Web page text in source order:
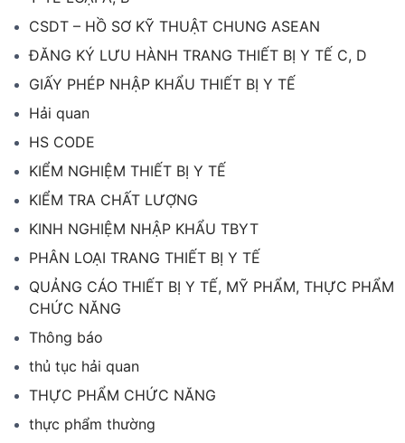
CSDT – HỒ SƠ KỸ THUẬT CHUNG ASEAN
ĐĂNG KÝ LƯU HÀNH TRANG THIẾT BỊ Y TẾ C, D
GIẤY PHÉP NHẬP KHẨU THIẾT BỊ Y TẾ
Hải quan
HS CODE
KIỂM NGHIỆM THIẾT BỊ Y TẾ
KIỂM TRA CHẤT LƯỢNG
KINH NGHIỆM NHẬP KHẨU TBYT
PHÂN LOẠI TRANG THIẾT BỊ Y TẾ
QUẢNG CÁO THIẾT BỊ Y TẾ, MỸ PHẨM, THỰC PHẨM
CHỨC NĂNG
Thông báo
thủ tục hải quan
THỰC PHẨM CHỨC NĂNG
thực phẩm thường